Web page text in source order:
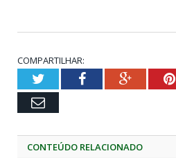
COMPARTILHAR:
TwitterFacebookGoogle+
Email
CONTEÚDO RELACIONADO